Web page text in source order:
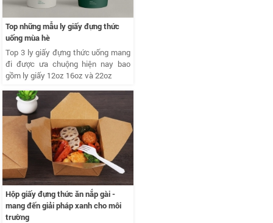
Top những mẫu ly giấy đựng thức
uống mùa hè
Top 3 ly giấy đựng thức uống mang
đi được ưa chuộng hiện nay bao
gồm ly giấy 12oz 16oz và 22oz
Hộp giấy đựng thức ăn nắp gài -
mang đến giải pháp xanh cho môi
trường